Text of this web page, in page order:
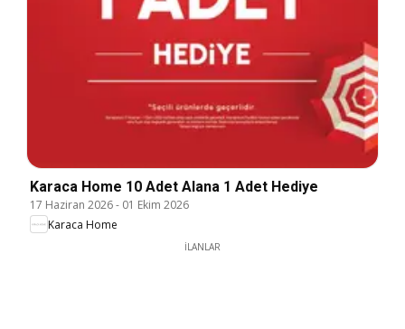
Karaca Home 10 Adet Alana 1 Adet Hediye
17 Haziran 2026- 01 Ekim 2026
Karaca Home
İLANLAR